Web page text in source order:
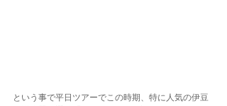
という事で平日ツアーでこの時期、特に人気の伊豆